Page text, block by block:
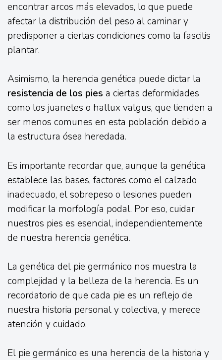
encontrar arcos más elevados, lo que puede
afectar la distribución del peso al caminar y
predisponer a ciertas condiciones como la fascitis
plantar.
Asimismo, la herencia genética puede dictar la
resistencia de los pies a ciertas deformidades
como los juanetes o hallux valgus, que tienden a
ser menos comunes en esta población debido a
la estructura ósea heredada.
Es importante recordar que, aunque la genética
establece las bases, factores como el calzado
inadecuado, el sobrepeso o lesiones pueden
modificar la morfología podal. Por eso, cuidar
nuestros pies es esencial, independientemente
de nuestra herencia genética.
La genética del pie germánico nos muestra la
complejidad y la belleza de la herencia. Es un
recordatorio de que cada pie es un reflejo de
nuestra historia personal y colectiva, y merece
atención y cuidado.
El pie germánico es una herencia de la historia y